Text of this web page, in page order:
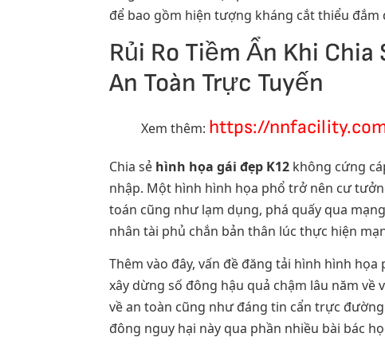
để bao gồm hiện tượng kháng cắt thiểu đắm
Rủi Ro Tiềm Ẩn Khi
An Toàn Trực Tuyến
Xem thêm: https://
Chia sẻ hình họa gái đẹp K12 không cứng
nhập. Một hình hình họa phổ trở nên cư
toán cũng như lạm dụng, phá quấy qua
nhân tài phủ chắn bản thân lúc thực hiện
Thêm vào đây, vấn đề đăng tải hình hình
xây dừng số đông hậu quả chậm lâu năm
về an toàn cũng như đáng tin cẩn trực
đông nguy hại này qua phần nhiều bài bác